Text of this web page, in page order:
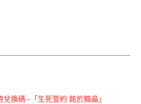
換碼 –「生死誓約 銘於黯晶」